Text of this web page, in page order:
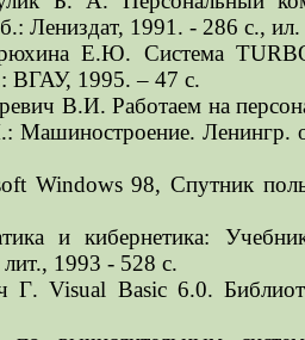
Лениздат, 1991. - 286 с., ил.
Е.Ю. Система
ВГАУ, 1995. – 47 с.
В.И. Работаем на
Машиностроение. Ленингр.
Windows 98, Спутник
и кибернетика:
1993 - 528 с.
Г. Visual Basic 6.0.